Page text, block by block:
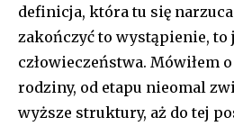
definicja, która tu się
zakończyć to wystąpienie, to
człowieczeństwa. Mówiłem
rodziny, od etapu nieomal
wyższe struktury, aż do tej